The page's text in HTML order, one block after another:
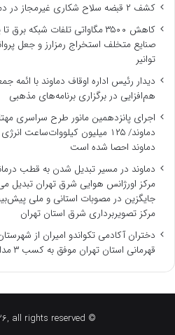
کشف ۲ قبضه سلاح شکاری غیرمجاز در دماوند
کاهش ۳۵۰۰ مگاواتی تلفات شبکه
صنایع متخلف استخراج رمزارز و جعل
توانیر
دیدار رئیس اداره اوقاف دماوند با ائمه
هم‌افزایی در برگزاری برنامه‌های مذهبی
اجرای پانزدهمین مانور طرح سراسری
دماوند/ ۱۲۵ میلیون
دماوند احصا شده است
دماوند در مسیر تبدیل شدن به قطب
مرکز اورژانس هوایی شرق تهران تبدیل
جایگزین در مصوبات استانی و ملی
مرکز تصویربرداری شرق استان تهران
دختران آکادمی تکواندو امیران از
قهرمانی استان تهران موفق به کسب ۳ مدال رنگارنگ شدند
© copyright 2026, all rights reserved